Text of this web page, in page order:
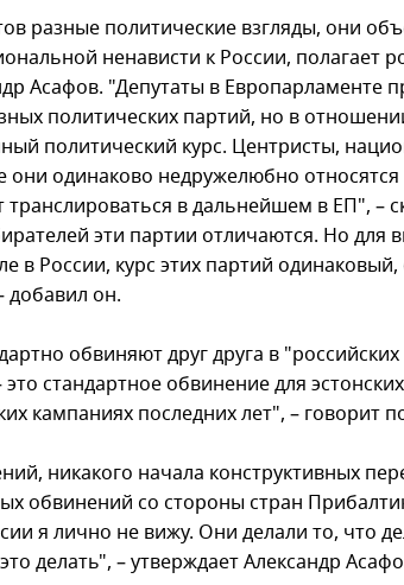
разные политические взгляды, они
ненависти к России, полагает
Асафов. "Депутаты в Европарламенте
политических партий, но в
политический курс. Центристы,
одинаково недружелюбно относятся
в дальнейшем в ЕП", –
эти партии отличаются. Но для
в России, курс этих партий одинаковый,
добавил он.
обвиняют друг друга в
это стандартное обвинение для
кампаниях последних лет", – говорит
никакого начала конструктивных
обвинений со стороны стран
я лично не вижу. Они делали то, что
делать", – утверждает Александр